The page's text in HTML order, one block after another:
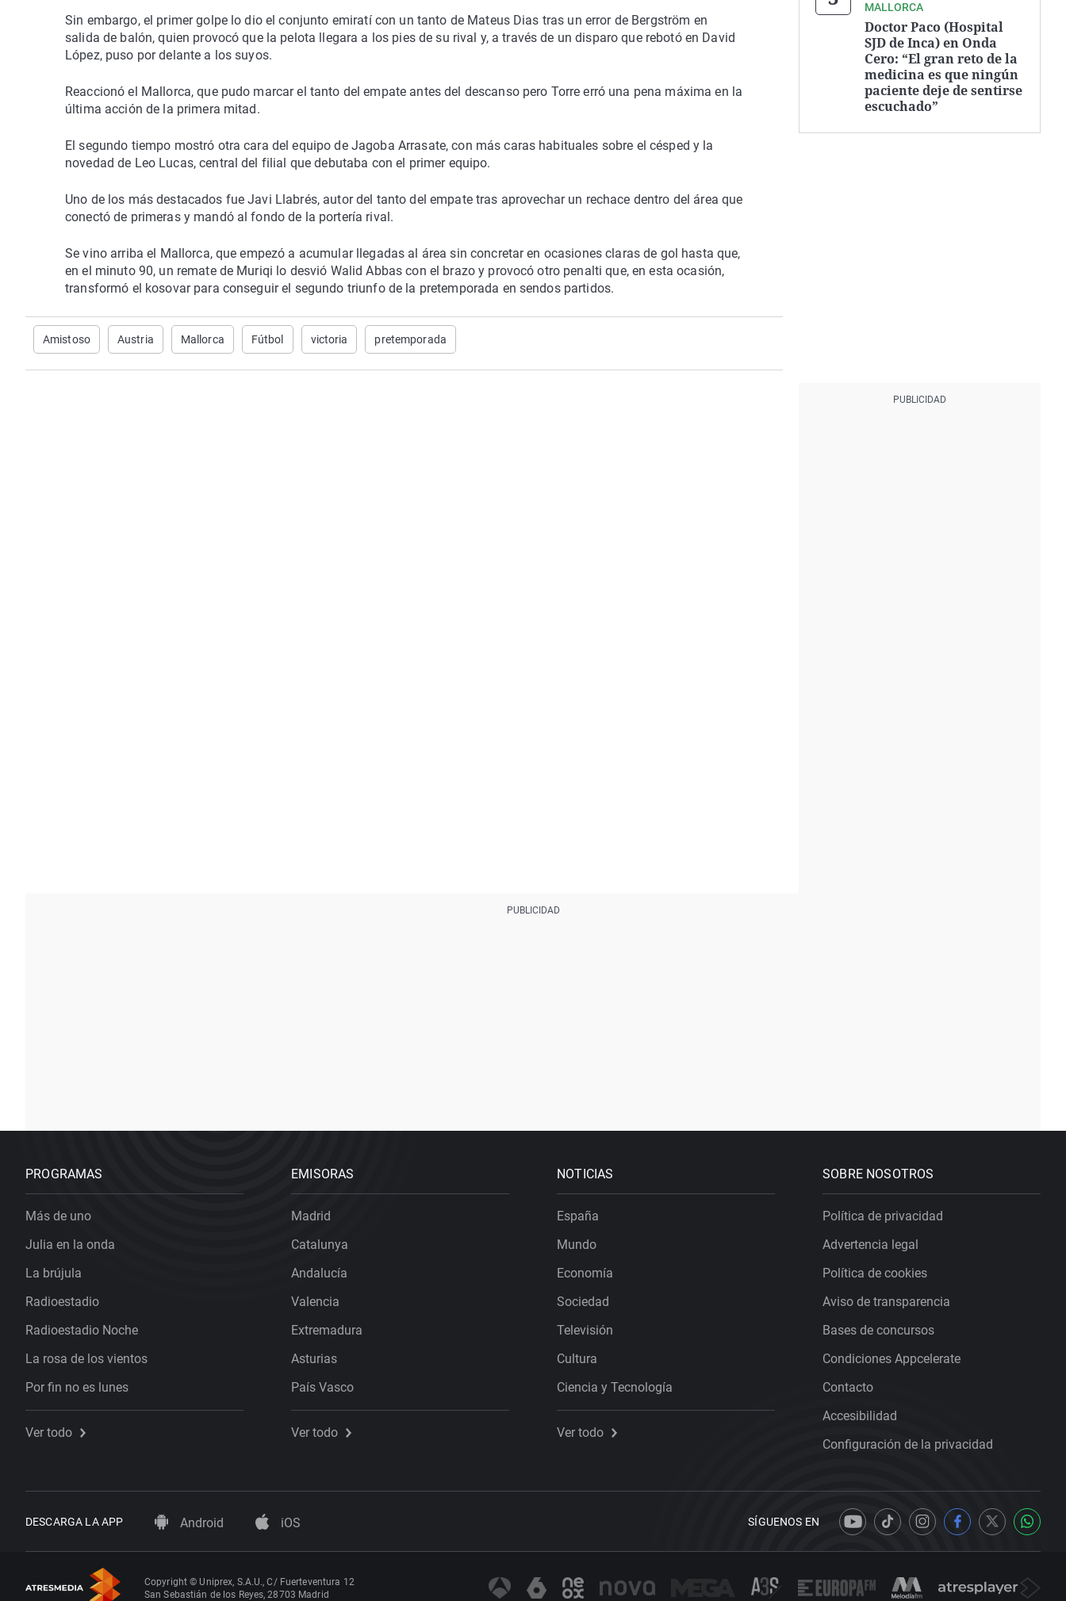
Sin embargo, el primer golpe lo dio el conjunto emiratí con un tanto de Mateus Dias tras un error de Bergström en
salida de balón, quien provocó que la pelota llegara a los pies de su rival y, a través de un disparo que rebotó en David
López, puso por delante a los suyos.
Reaccionó el Mallorca, que pudo marcar el tanto del empate antes del descanso pero Torre erró una pena máxima en la
última acción de la primera mitad.
El segundo tiempo mostró otra cara del equipo de Jagoba Arrasate, con más caras habituales sobre el césped y la
novedad de Leo Lucas, central del filial que debutaba con el primer equipo.
Uno de los más destacados fue Javi Llabrés, autor del tanto del empate tras aprovechar un rechace dentro del área que
conectó de primeras y mandó al fondo de la portería rival.
Se vino arriba el Mallorca, que empezó a acumular llegadas al área sin concretar en ocasiones claras de gol hasta que,
en el minuto 90, un remate de Muriqi lo desvió Walid Abbas con el brazo y provocó otro penalti que, en esta ocasión,
transformó el kosovar para conseguir el segundo triunfo de la pretemporada en sendos partidos.
Amistoso Austria Mallorca Fútbol victoria pretemporada
MALLORCA
Doctor Paco (Hospital
SJD de Inca) en Onda
Cero: “El gran reto de la
medicina es que ningún
paciente deje de sentirse
escuchado”
PROGRAMAS
Más de uno
Julia en la onda
La brújula
Radioestadio
Radioestadio Noche
La rosa de los vientos
Por fin no es lunes
Ver todo
EMISORAS
Madrid
Catalunya
Andalucía
Valencia
Extremadura
Asturias
País Vasco
Ver todo
NOTICIAS
España
Mundo
Economía
Sociedad
Televisión
Cultura
Ciencia y Tecnología
Ver todo
SOBRE NOSOTROS
Política de privacidad
Advertencia legal
Política de cookies
Aviso de transparencia
Bases de concursos
Condiciones Appcelerate
Contacto
Accesibilidad
Configuración de la privacidad
DESCARGA LA APP Android iOS SÍGUENOS EN
Copyright © Uniprex, S.A.U., C/ Fuerteventura 12
San Sebastián de los Reyes, 28703 Madrid